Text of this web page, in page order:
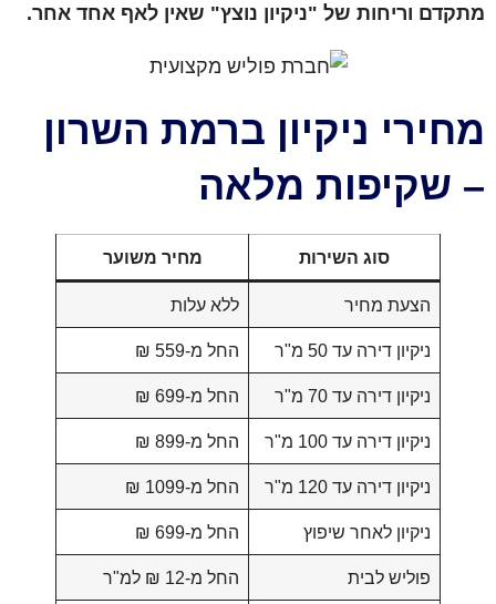
מתקדם וריחות של "ניקיון נוצץ" שאין לאף אחד אחר.
מחירי ניקיון ברמת השרון
– שקיפות מלאה
סוג השירות מחיר משוער
הצעת מחיר ללא עלות
ניקיון דירה עד 50 מ"ר החל מ-559 ₪
ניקיון דירה עד 70 מ"ר החל מ-699 ₪
ניקיון דירה עד 100 מ"ר החל מ-899 ₪
ניקיון דירה עד 120 מ"ר החל מ-1099 ₪
ניקיון לאחר שיפוץ החל מ-699 ₪
פוליש לבית החל מ-12 ₪ למ"ר